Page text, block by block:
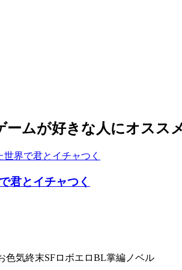
ームが好きな人にオスス
君とイチャつく
色気終末SFロボエロBL掌編ノベル